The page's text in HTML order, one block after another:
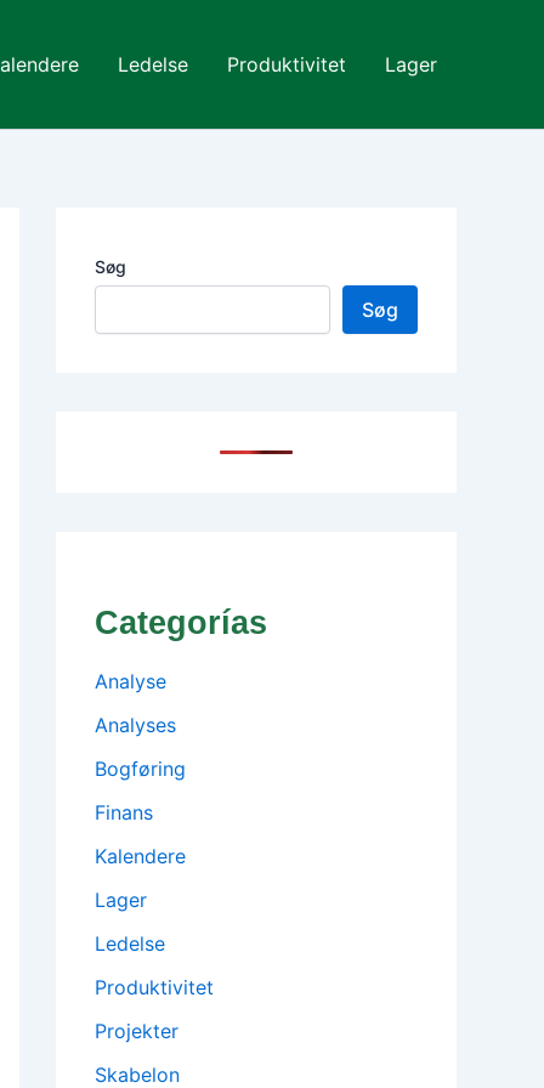
Ledelse Produktivitet Lager
Søg
Søg
Categorías
Analyse
Analyses
Bogføring
Finans
Kalendere
Lager
Ledelse
Produktivitet
Projekter
Skabelon